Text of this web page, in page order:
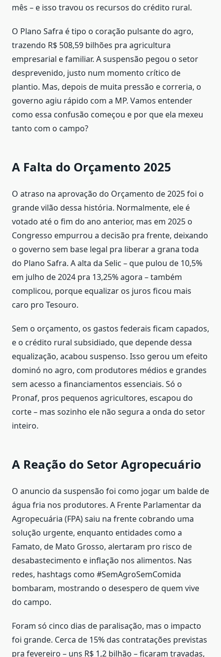
mês – e isso travou os recursos do crédito rural.
O Plano Safra é tipo o coração pulsante do agro,
trazendo R$ 508,59 bilhões pra agricultura
empresarial e familiar. A suspensão pegou o setor
desprevenido, justo num momento crítico de
plantio. Mas, depois de muita pressão e correria, o
governo agiu rápido com a MP. Vamos entender
como essa confusão começou e por que ela mexeu
tanto com o campo?
A Falta do Orçamento 2025
O atraso na aprovação do Orçamento de 2025 foi o
grande vilão dessa história. Normalmente, ele é
votado até o fim do ano anterior, mas em 2025 o
Congresso empurrou a decisão pra frente, deixando
o governo sem base legal pra liberar a grana toda
do Plano Safra. A alta da Selic – que pulou de 10,5%
em julho de 2024 pra 13,25% agora – também
complicou, porque equalizar os juros ficou mais
caro pro Tesouro.
Sem o orçamento, os gastos federais ficam capados,
e o crédito rural subsidiado, que depende dessa
equalização, acabou suspenso. Isso gerou um efeito
dominó no agro, com produtores médios e grandes
sem acesso a financiamentos essenciais. Só o
Pronaf, pros pequenos agricultores, escapou do
corte – mas sozinho ele não segura a onda do setor
inteiro.
A Reação do Setor Agropecuário
O anuncio da suspensão foi como jogar um balde de
água fria nos produtores. A Frente Parlamentar da
Agropecuária (FPA) saiu na frente cobrando uma
solução urgente, enquanto entidades como a
Famato, de Mato Grosso, alertaram pro risco de
desabastecimento e inflação nos alimentos. Nas
redes, hashtags como #SemAgroSemComida
bombaram, mostrando o desespero de quem vive
do campo.
Foram só cinco dias de paralisação, mas o impacto
foi grande. Cerca de 15% das contratações previstas
pra fevereiro – uns R$ 1,2 bilhão – ficaram travadas,